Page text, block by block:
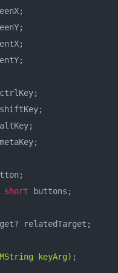
short buttons;
relatedTarget;
keyArg) ;